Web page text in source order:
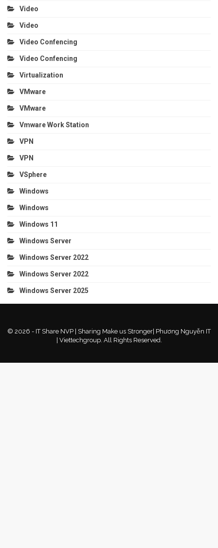
Video
Video
Video Confencing
Video Confencing
Virtualization
VMware
VMware
Vmware Work Station
VPN
VPN
VSphere
Windows
Windows
Windows 11
Windows Server
Windows Server 2022
Windows Server 2022
Windows Server 2025
© 2026 - IT Share NVP | Sharing Make us Stronger| Phương Nguyễn IT
| Viettechgroup. All Rights Reserved.